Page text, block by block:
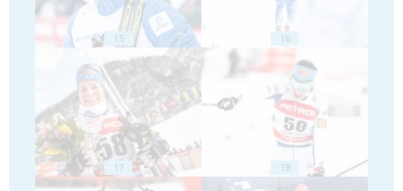
15 16
17 18